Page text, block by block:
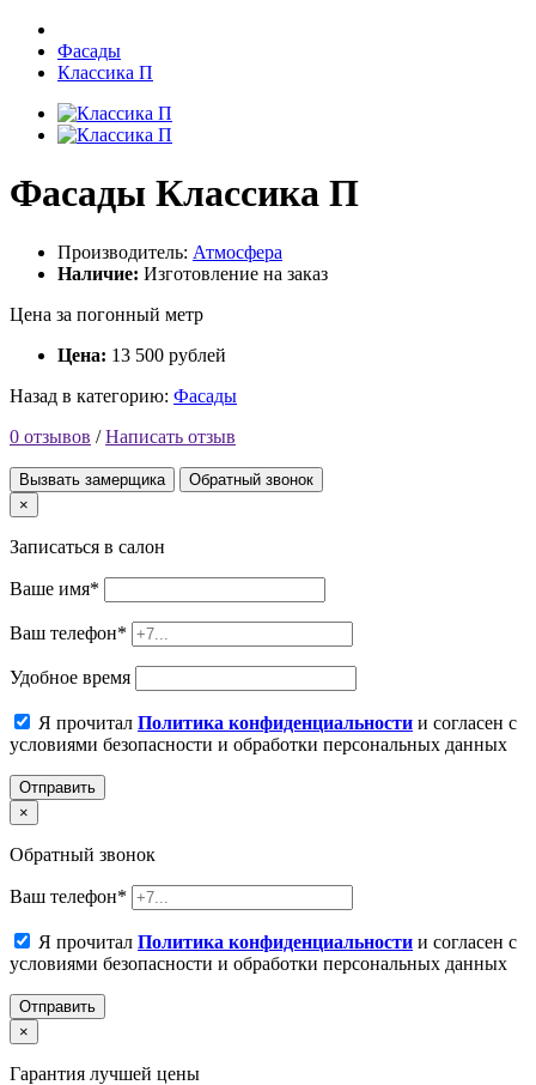
Фасады
Классика П
Фасады Классика П
Производитель: Атмосфера
Наличие: Изготовление на заказ
Цена за погонный метр
Цена: 13 500 рублей
Назад в категорию: Фасады
0 отзывов /Написать отзыв
Вызвать замерщика
Обратный звонок
×
Записаться в салон
Ваше имя*
Ваш телефон*
Удобное время
Я прочитал Политика конфиденциальности и согласен с
условиями безопасности и обработки персональных данных
Отправить
×
Обратный звонок
Ваш телефон*
Я прочитал Политика конфиденциальности и согласен с
условиями безопасности и обработки персональных данных
Отправить
×
Гарантия лучшей цены